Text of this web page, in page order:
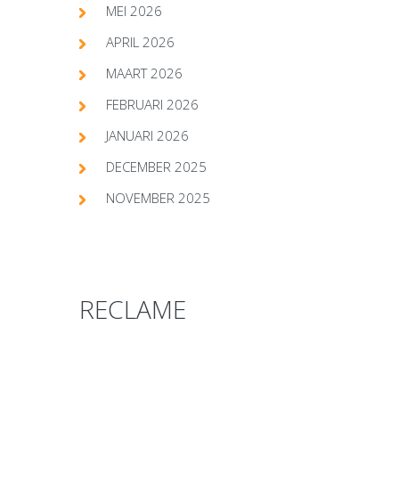
MEI 2026
APRIL 2026
MAART 2026
FEBRUARI 2026
JANUARI 2026
DECEMBER 2025
NOVEMBER 2025
RECLAME